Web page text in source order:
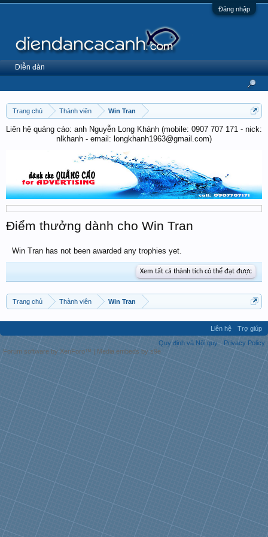
Đăng nhập
Trang chủ Thành viên Win Tran
Liên hệ quảng cáo: anh Nguyễn Long Khánh (mobile: 0907 707 171 - nick:
nlkhanh - email: longkhanh1963@gmail.com)
Điểm thưởng dành cho Win Tran
Win Tran has not been awarded any trophies yet.
Xem tất cả thành tích có thể đạt được
Trang chủ Thành viên Win Tran
Diễn đàn
Liên hệ
Trợ giúp
Quy định và Nội quy
Privacy Policy
Forum software by XenForo™ | Media embeds by s9e